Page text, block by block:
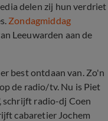
delen zij hun verdriet
Zondagmiddag
Leeuwarden aan de
best ontdaan van. Zo'n
de radio/tv. Nu is Piet
schrijft radio-dj Coen
cabaretier Jochem